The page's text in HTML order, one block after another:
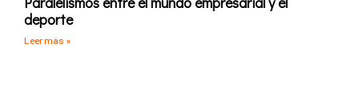
deporte
Leer más »